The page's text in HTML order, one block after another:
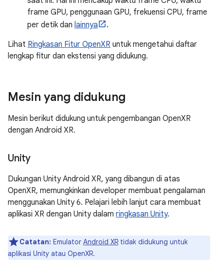
frame GPU, penggunaan GPU, frekuensi CPU, frame
per detik dan lainnya
.
Lihat Ringkasan Fitur OpenXR untuk mengetahui daftar
lengkap fitur dan ekstensi yang didukung.
Mesin yang didukung
Mesin berikut didukung untuk pengembangan OpenXR
dengan Android XR.
Unity
Dukungan Unity Android XR, yang dibangun di atas
OpenXR, memungkinkan developer membuat pengalaman
menggunakan Unity 6. Pelajari lebih lanjut cara membuat
aplikasi XR dengan Unity dalam ringkasan Unity.
Catatan: Emulator Android XR tidak didukung untuk
aplikasi Unity atau OpenXR.